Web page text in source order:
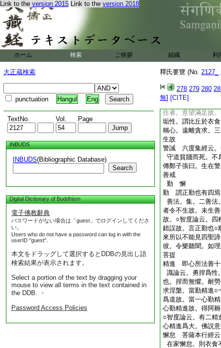
Link to the version 2015 Link to the version 2018
ホーム 検索 ご挨拶 組織 利
大正蔵検索
punctuation Hangul Eng
TextNo. Vol. Page
INBUDS
INBUDS(Bibliographic Database)
Search
Digital Dictionary of Buddhism
電子佛教辭典
パスワードがない場合は「guest」でログインしてくださ
い。
Users who do not have a password can log in with the
userID "guest".
本文をドラッグして選択するとDDBの見出し語
検索結果が表示されます。
Select a portion of the text by dragging your
mouse to view all terms in the text contained in
the DDB. ・
Password Access Policies
釋氏要覽 (No. 2127_
278 279 280
無] [CITE]
成就威儀四法 十
有。知之爲苦。二
行忍辱。四在上不
受施知節量 智度
心不絶。受者不乏
四聖種 倶舍論云。
食。三隨得臥具。
一對治放逸
種。一意樂。二受
續。故名聖種○又
住者。意望滿足故
垢性。謂比丘於衣
稱心。遠離貪求。
生故
警誡 六度集經云。
守道貧賤而死。不
傳鄭子張曰。生在
善戒
勤 懈
勤 謂正勤也有四焉
善法。集。二善法
者令不生故。未生
故。○智度論云。四
錯誤故。言正勤也○
來所以不能見四聖
彼。令樂聽聞。如
菩提
精進 即心所法善十
識論云。勇捍爲性
也。捍而無懼。耐
求涅槃。當勤精進○
爲道故。當一心勤
心勤精進故。得阿
○智度論云。有二精
心精進爲大。佛説
懈怠 菩薩本行經云
在家懈怠。則衣食